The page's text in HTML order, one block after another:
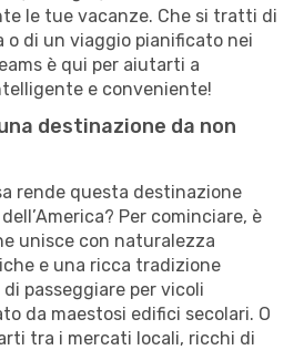
le tue vacanze. Che si tratti di
o di un viaggio pianificato nei
è qui per aiutarti a
e conveniente!
destinazione da non
rende questa destinazione
Per cominciare, è
unisce con naturalezza
e una ricca tradizione
passeggiare per vicoli
da maestosi edifici secolari. O
tra i mercati locali, ricchi di